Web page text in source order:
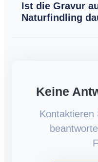
Ist die Gravur
Naturfindling
Keine
Kontaktieren